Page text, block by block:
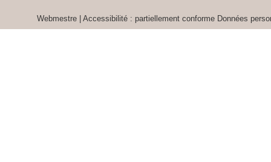
Webmestre| Accessibilité : partiellement conforme Données